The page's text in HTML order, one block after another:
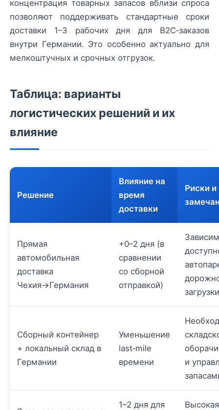
концентрация товарных запасов вблизи спроса
позволяют поддерживать стандартные сроки
доставки 1–3 рабочих дня для B2C‑заказов
внутри Германии. Это особенно актуально для
мелкоштучных и срочных отгрузок.
Таблица: варианты
логистических решений и их
влияние
Решение
Влияние на
время
доставки
Риски и
Прямая
автомобильная
доставка
Чехия→Германия
+0–2 дня (в
сравнении
со сборной
отправкой)
загрузки
Сборный контейнер
+ локальный склад в
Германии
Уменьшение
last‑mile
времени
и
1–2 дня для Высокая